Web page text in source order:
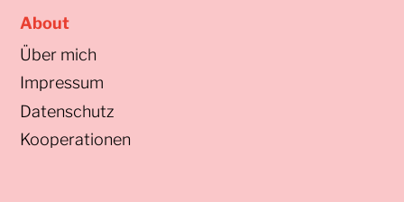
About
Über mich
Impressum
Datenschutz
Kooperationen